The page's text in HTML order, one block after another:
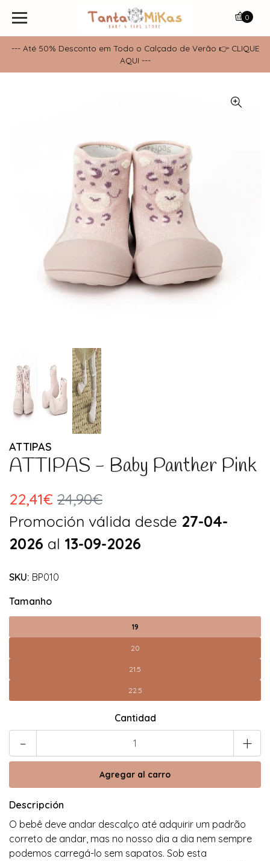
--- Até 50% Desconto em Todo o Calçado de Verão 👉 CLIQUE
AQUI ---
0
ATTIPAS
ATTIPAS - Baby Panther Pink
22,41€ 24,90€
Promoción válida desde 27-04-
2026 al 13-09-2026
SKU: BP010
Tamanho
19
20
21.5
22.5
Cantidad
- +
Descripción
O bebê deve andar descalço até adquirir um padrão
correto de andar, mas no nosso dia a dia nem sempre
podemos carregá-lo sem sapatos. Sob esta